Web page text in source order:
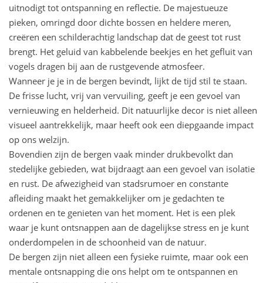
uitnodigt tot ontspanning en reflectie. De majestueuze
pieken, omringd door dichte bossen en heldere meren,
creëren een schilderachtig landschap dat de geest tot rust
brengt. Het geluid van kabbelende beekjes en het gefluit van
vogels dragen bij aan de rustgevende atmosfeer.
Wanneer je je in de bergen bevindt, lijkt de tijd stil te staan.
De frisse lucht, vrij van vervuiling, geeft je een gevoel van
vernieuwing en helderheid. Dit natuurlijke decor is niet alleen
visueel aantrekkelijk, maar heeft ook een diepgaande impact
op ons welzijn.
Bovendien zijn de bergen vaak minder drukbevolkt dan
stedelijke gebieden, wat bijdraagt aan een gevoel van isolatie
en rust. De afwezigheid van stadsrumoer en constante
afleiding maakt het gemakkelijker om je gedachten te
ordenen en te genieten van het moment. Het is een plek
waar je kunt ontsnappen aan de dagelijkse stress en je kunt
onderdompelen in de schoonheid van de natuur.
De bergen zijn niet alleen een fysieke ruimte, maar ook een
mentale ontsnapping die ons helpt om te ontspannen en